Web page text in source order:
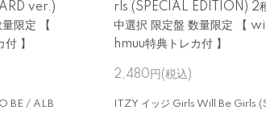
ver.)
限定 【
】
BE / ALB
rls (SPECIAL EDITION) 2
中選択 限定盤 数量限定 【
hmuu特典トレカ付 】
2,480円(税込)
ITZY イッジ Girls Will Be Girls